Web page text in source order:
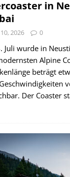
in
2026 0
Juli wurde in
Alpine
beträgt
Der Coaster